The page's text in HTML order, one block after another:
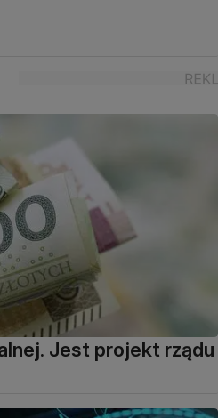
Jest projekt rządu